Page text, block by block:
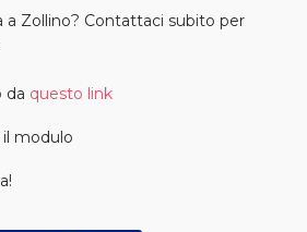
a Zollino? Contattaci subito per
da questo link
il modulo